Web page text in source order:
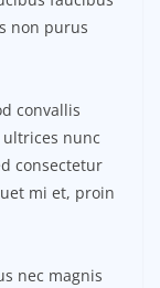
non purus
convallis
nunc
consectetur
mi et, proin
nec magnis